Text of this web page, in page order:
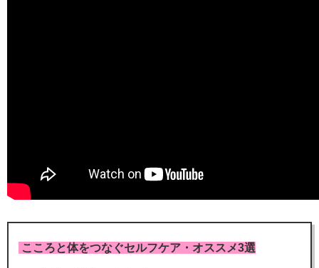
こころと体をつなぐセルフケア・オススメ3選